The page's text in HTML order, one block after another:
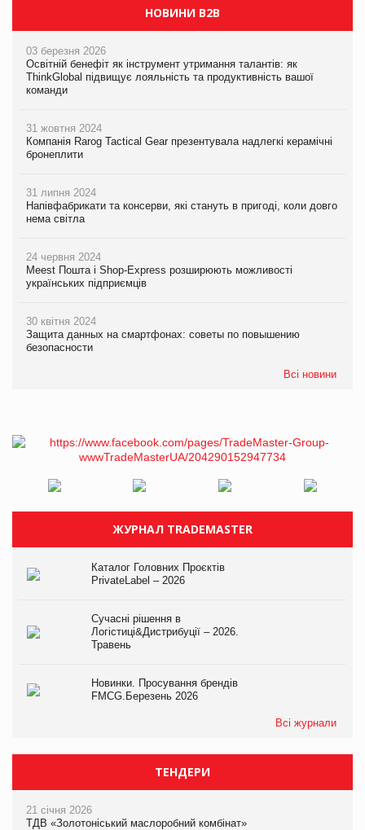
НОВИНИ B2B
03 березня 2026
Освітній бенефіт як інструмент утримання талантів: як
ThinkGlobal підвищує лояльність та продуктивність вашої
команди
31 жовтня 2024
Компанія Rarog Tactical Gear презентувала надлегкі керамічні
бронеплити
31 липня 2024
Напівфабрикати та консерви, які стануть в пригоді, коли довго
нема світла
24 червня 2024
Meest Пошта і Shop-Express розширюють можливості
українських підприємців
30 квітня 2024
Защита данных на смартфонах: советы по повышению
безопасности
Всі новини
ЖУРНАЛ TRADEMASTER
Каталог Головних Проєктів
PrivateLabel – 2026
Сучасні рішення в
Логістиці&Дистрибуції – 2026.
Травень
Новинки. Просування брендів
FMCG.Березень 2026
Всі журнали
ТЕНДЕРИ
21 січня 2026
ТДВ «Золотоніський маслоробний комбінат»